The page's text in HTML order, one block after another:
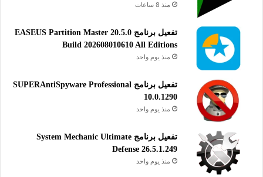
منذ 8 ساعات
تفعيل برنامج EASEUS Partition Master 20.5.0
Build 202608010610 All Editions
منذ يوم واحد
تفعيل برنامج SUPERAntiSpyware Professional
10.0.1290
منذ يوم واحد
تفعيل برنامج System Mechanic Ultimate
Defense 26.5.1.249
منذ يوم واحد